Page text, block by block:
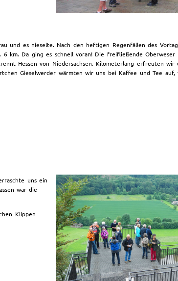
und es nieselte. Nach den heftigen Regenfällen des
km. Da ging es schnell voran! Die freifließende Oberweser
Hessen von Niedersachsen. Kilometerlang erfreuten
Gieselwerder wärmten wir uns bei Kaffee und Tee auf,
uns ein
war die
Klippen